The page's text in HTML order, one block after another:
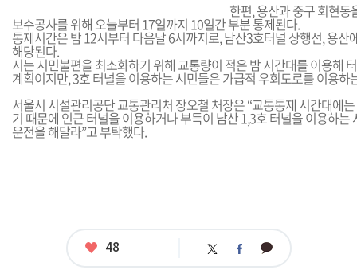
한편, 용산과 중구 회현
보수공사를 위해 오늘부터 17일까지 10일간 부분 통제된다.
통제시간은 밤 12시부터 다음날 6시까지로, 남산3호터널 상행선, 용산
해당된다.
시는 시민불편을 최소화하기 위해 교통량이 적은 밤 시간대를 이용해
계획이지만, 3호 터널을 이용하는 시민들은 가급적 우회도로를 이용하
서울시 시설관리공단 교통관리처 장오철 처장은 “교통통제 시간대에
기 때문에 인근 터널을 이용하거나 부득이 남산 1,3호 터널을 이용하는
운전을 해달라”고 부탁했다.
좋
48 트 페 카